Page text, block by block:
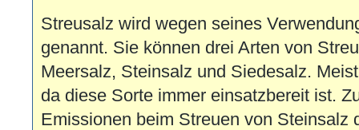
Streusalz wird wegen seines
genannt. Sie können drei Arten von
Meersalz, Steinsalz und Siedesalz.
da diese Sorte immer einsatzbereit ist.
Emissionen beim Streuen von Steinsalz